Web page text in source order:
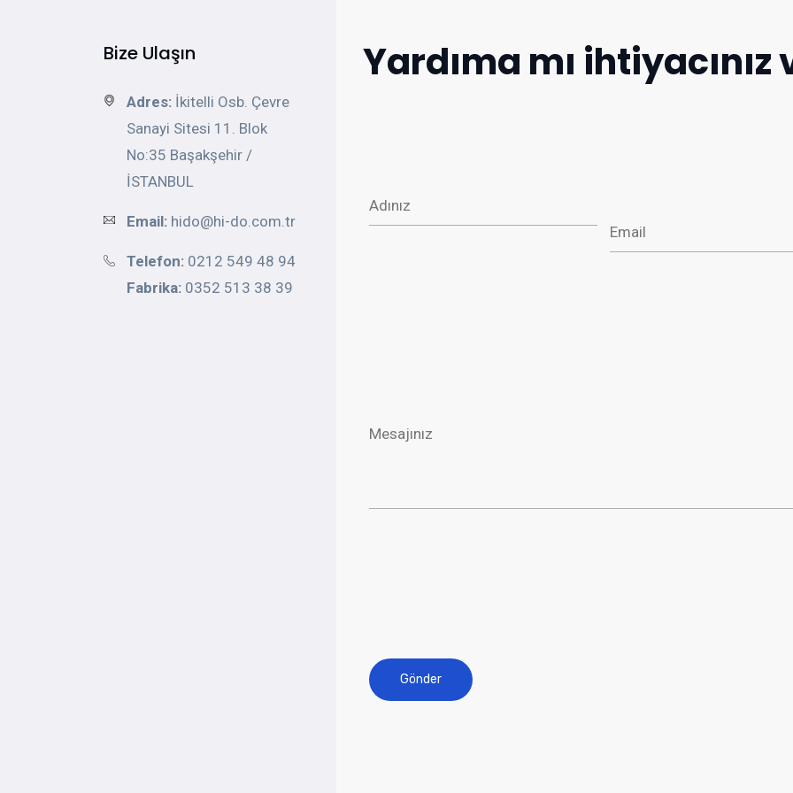
Bize Ulaşın
Adres: İkitelli Osb. Çevre
Sanayi Sitesi 11. Blok
No:35 Başakşehir /
İSTANBUL
Email: hido@hi-do.com.tr
Telefon: 0212 549 48 94
Fabrika: 0352 513 38 39
Yardıma mı ihtiyacınız